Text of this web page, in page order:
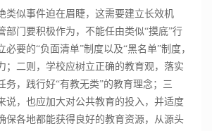
类似事件迫在眉睫，这需要建立长效机
部门要积极作为，不能任由类似“摸底”行
要的“负面清单”制度以及“黑名单”制度，
；二则，学校应树立正确的教育观，落实
务，践行好“有教无类”的教育理念；三
说，也应加大对公共教育的投入，并适度
保各地都能获得良好的教育资源，从源头